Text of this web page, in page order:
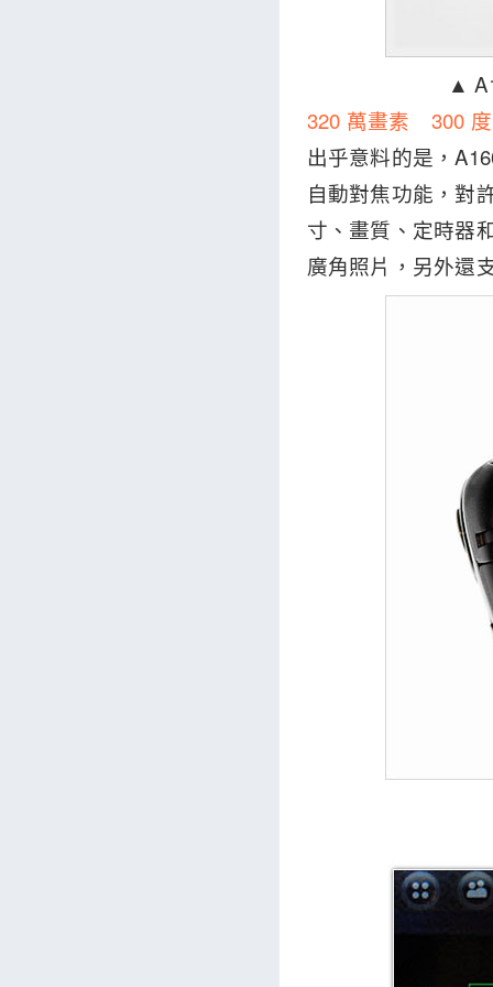
▲
320 萬畫素 300
出乎意料的是，
自動對焦功能，對
寸、畫質、定時器
廣角照片，另外還